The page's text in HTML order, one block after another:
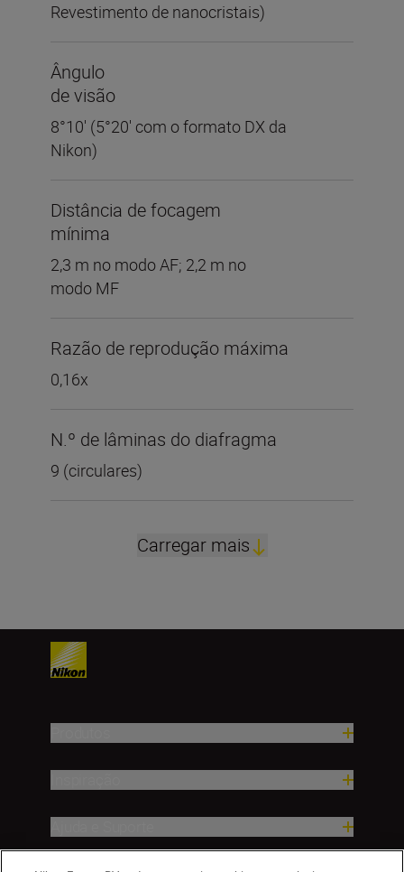
Revestimento de nanocristais)
Ângulo
de visão
8°10' (5°20' com o formato DX da
Nikon)
Distância de focagem
mínima
2,3 m no modo AF; 2,2 m no
modo MF
Razão de reprodução máxima
0,16x
N.º de lâminas do diafragma
9 (circulares)
Carregar mais